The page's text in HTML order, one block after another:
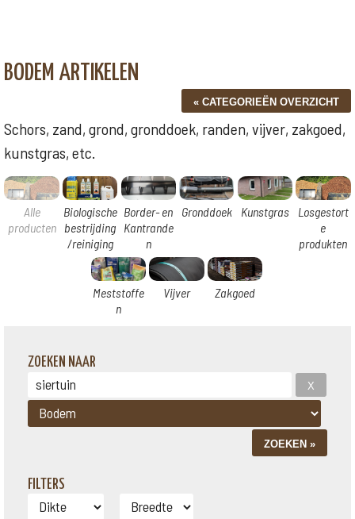
BODEM ARTIKELEN
Schors, zand, grond, gronddoek, randen, vijver, zakgoed,
kunstgras, etc.
Alle
producten
Biologische
bestrijding
/reiniging
Border- en
Kantrande
n
Gronddoek Kunstgras
Losgestort
e
produkten
Meststoffe
n
Vijver Zakgoed
ZOEKEN NAAR
FILTERS